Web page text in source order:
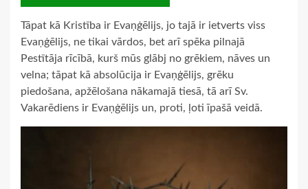
Tāpat kā Kristība ir Evaņģēlijs, jo tajā ir ietverts viss
Evaņģēlijs, ne tikai vārdos, bet arī spēka pilnajā
Pestītāja rīcībā, kurš mūs glābj no grēkiem, nāves un
velna; tāpat kā absolūcija ir Evaņģēlijs, grēku
piedošana, apžēlošana nākamajā tiesā, tā arī Sv.
Vakarēdiens ir Evaņģēlijs un, proti, ļoti īpašā veidā.